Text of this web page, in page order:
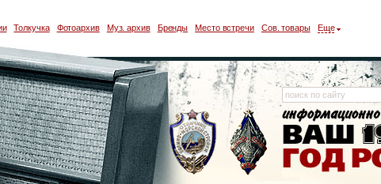
Толкучка Фотоархив Муз. архив Бренды Место встречи Сов. товары Еще